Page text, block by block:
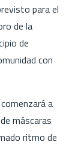
para el
de la
de
con
a
máscaras
ritmo de